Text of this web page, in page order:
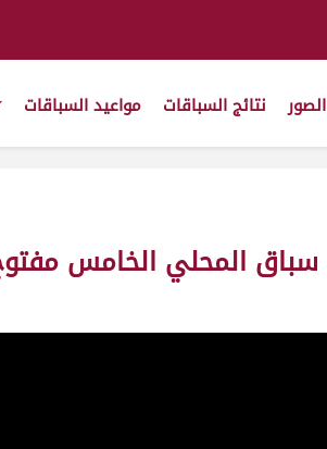
الصور نتائج السباقات مواعيد السباقات